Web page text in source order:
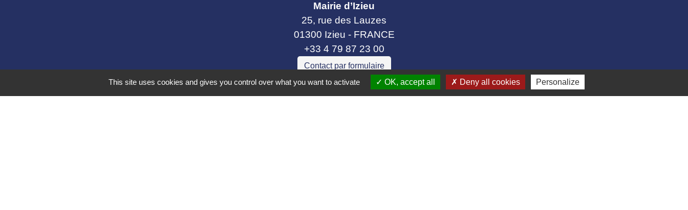
Mairie d’Izieu
25, rue des Lauzes
01300 Izieu - FRANCE
+33 4 79 87 23 00
Contact par formulaire
This site uses cookies and gives you control over what you want to activate OK, accept all Deny all cookies Personalize